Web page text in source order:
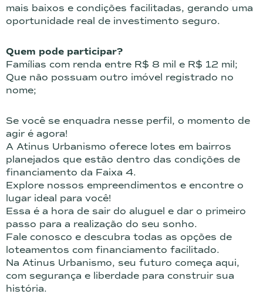
mais baixos e condições facilitadas, gerando uma
oportunidade real de investimento seguro.
Quem pode participar?
Famílias com renda entre R$ 8 mil e R$ 12 mil;
Que não possuam outro imóvel registrado no
nome;
Se você se enquadra nesse perfil, o momento de
agir é agora!
A Atinus Urbanismo oferece lotes em bairros
planejados que estão dentro das condições de
financiamento da Faixa 4.
Explore nossos empreendimentos e encontre o
lugar ideal para você!
Essa é a hora de sair do aluguel e dar o primeiro
passo para a realização do seu sonho.
Fale conosco e descubra todas as opções de
loteamentos com financiamento facilitado.
Na Atinus Urbanismo, seu futuro começa aqui,
com segurança e liberdade para construir sua
história.